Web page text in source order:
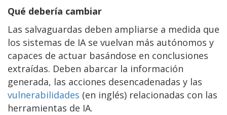
Qué debería cambiar
Las salvaguardas deben ampliarse a medida que
los sistemas de IA se vuelvan más autónomos y
capaces de actuar basándose en conclusiones
extraídas. Deben abarcar la información
generada, las acciones desencadenadas y las
vulnerabilidades (en inglés) relacionadas con las
herramientas de IA.